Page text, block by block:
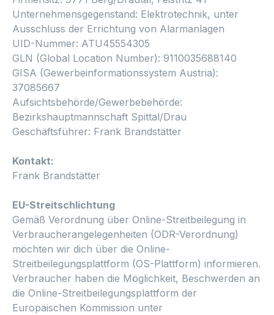
Unternehmensgegenstand: Elektrotechnik, unter
Ausschluss der Errichtung von Alarmanlagen
UID-Nummer: ATU45554305
GLN (Global Location Number): 9110035688140
GISA (Gewerbeinformationssystem Austria):
37085667
Aufsichtsbehörde/Gewerbebehörde:
Bezirkshauptmannschaft Spittal/Drau
Geschäftsführer: Frank Brandstätter
Kontakt:
Frank Brandstätter
EU-Streitschlichtung
Gemäß Verordnung über Online-Streitbeilegung in
Verbraucherangelegenheiten (ODR-Verordnung)
möchten wir dich über die Online-
Streitbeilegungsplattform (OS-Plattform) informieren.
Verbraucher haben die Möglichkeit, Beschwerden an
die Online-Streitbeilegungsplattform der
Europäischen Kommission unter